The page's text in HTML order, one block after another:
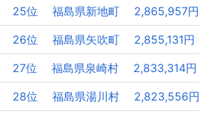
25位 福島県新地町 2,865,957円
26位 福島県矢吹町 2,855,131円
27位 福島県泉崎村 2,833,314円
28位 福島県湯川村 2,823,556円